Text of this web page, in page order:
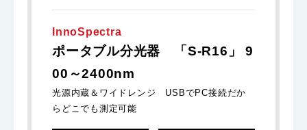
InnoSpectra
ポータブル分光器 「S-R16」 9
00～2400nm
光源内蔵＆ワイドレンジ USBでPC接続だか
らどこでも測定可能